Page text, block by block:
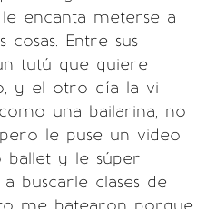
encanta meterse a
Entre sus
tutú que quiere
y el otro día la vi
una bailarina, no
le puse un video
ballet y le súper
buscarle clases de